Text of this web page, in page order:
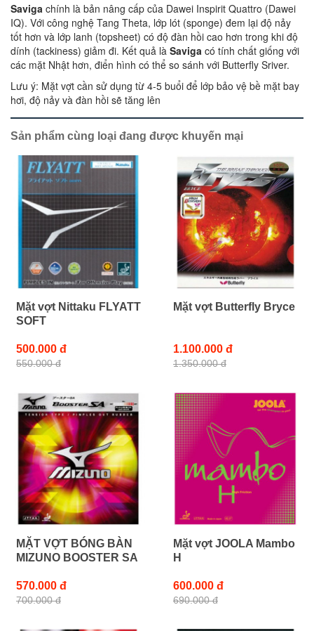
Saviga chính là bản nâng cấp của Dawei Inspirit Quattro (Dawei
IQ). Với công nghệ Tang Theta, lớp lót (sponge) đem lại độ nảy
tốt hơn và lớp lanh (topsheet) có độ đàn hồi cao hơn trong khi độ
dính (tackiness) giảm đi. Kết quả là Saviga có tính chất giống với
các mặt Nhật hơn, điển hình có thể so sánh với Butterfly Sriver.
Lưu ý: Mặt vợt cần sử dụng từ 4-5 buổi để lớp bảo vệ bề mặt bay
hơi, độ nảy và đàn hồi sẽ tăng lên
Sản phẩm cùng loại đang được khuyến mại
Mặt vợt Nittaku FLYATT
SOFT
500.000 đ
550.000 đ
Mặt vợt Butterfly Bryce
1.100.000 đ
1.350.000 đ
MẶT VỢT BÓNG BÀN
MIZUNO BOOSTER SA
570.000 đ
700.000 đ
Mặt vợt JOOLA Mambo
H
600.000 đ
690.000 đ